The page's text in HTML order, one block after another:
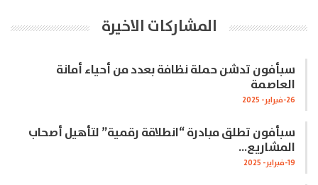
المشاركات الاخيرة
سبأفون تدشن حملة نظافة بعدد من أحياء أمانة
العاصمة
26-فبراير- 2025
سبأفون تطلق مبادرة “انطلاقة رقمية” لتأهيل أصحاب
المشاريع…
19-فبراير- 2025